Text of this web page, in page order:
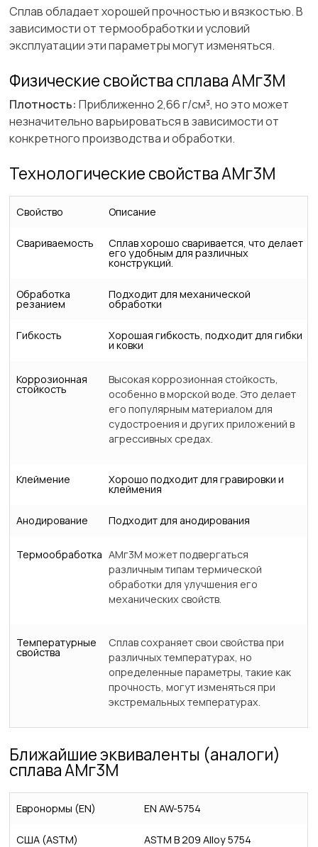
Сплав обладает хорошей прочностью и вязкостью. В
зависимости от термообработки и условий
эксплуатации эти параметры могут изменяться.
Физические свойства сплава АМг3М
Плотность:Приближенно 2,66 г/см³, но это может
незначительно варьироваться в зависимости от
конкретного производства и обработки.
Технологические свойства АМг3М
Свойство Описание
Свариваемость Сплав хорошо сваривается, что делает
его удобным для различных
конструкций.
Обработка
резанием
Подходит для механической
обработки
Гибкость Хорошая гибкость, подходит для гибки
и ковки
Коррозионная
стойкость
Высокая коррозионная стойкость,
особенно в морской воде. Это делает
его популярным материалом для
судостроения и других приложений в
агрессивных средах.
Клеймение Хорошо подходит для гравировки и
клеймения
Анодирование Подходит для анодирования
Термообработка АМг3М может подвергаться
различным типам термической
обработки для улучшения его
механических свойств.
Температурные
свойства
Сплав сохраняет свои свойства при
различных температурах, но
определенные параметры, такие как
прочность, могут изменяться при
экстремальных температурах.
Ближайшие эквиваленты (аналоги)
сплава АМг3М
Евронормы (EN) EN AW-5754
США (ASTM) ASTM B 209 Alloy 5754